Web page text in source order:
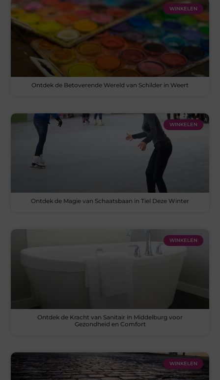
WINKELEN
Ontdek de Betoverende Wereld van Schilder in Weert
WINKELEN
Ontdek de Magie van Schaatsbaan in Tiel Deze Winter
WINKELEN
Ontdek de Kracht van Sanitair in Middelburg voor
Gezondheid en Comfort
WINKELEN